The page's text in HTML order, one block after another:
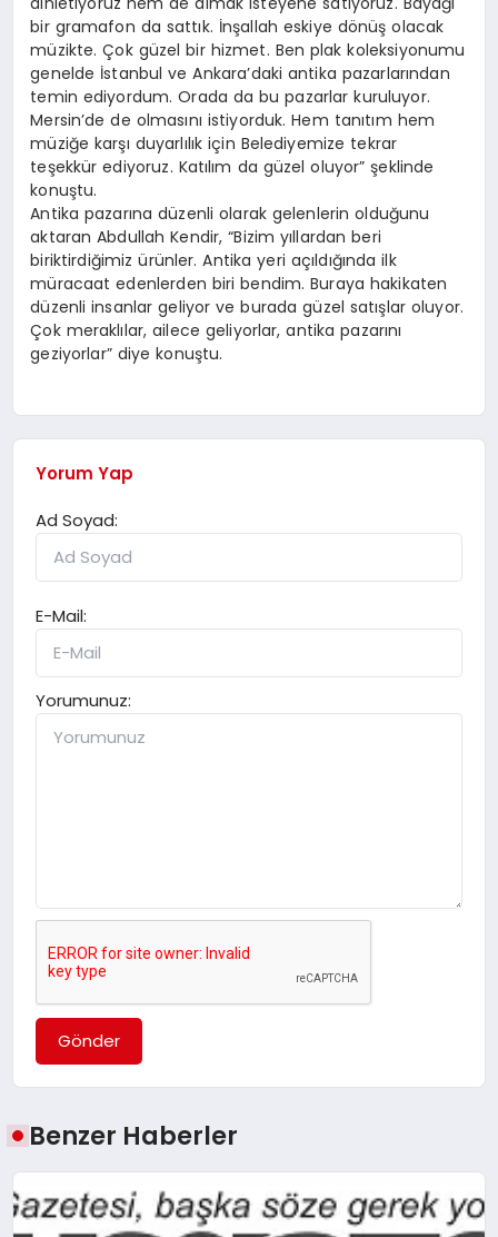
bir gramafon da sattık. İnşallah eskiye dönüş olacak
müzikte. Çok güzel bir hizmet. Ben plak koleksiyonumu
genelde İstanbul ve Ankara’daki antika pazarlarından
temin ediyordum. Orada da bu pazarlar kuruluyor.
Mersin’de de olmasını istiyorduk. Hem tanıtım hem
müziğe karşı duyarlılık için Belediyemize tekrar
teşekkür ediyoruz. Katılım da güzel oluyor” şeklinde
konuştu.
Antika pazarına düzenli olarak gelenlerin olduğunu
aktaran Abdullah Kendir, “Bizim yıllardan beri
biriktirdiğimiz ürünler. Antika yeri açıldığında ilk
müracaat edenlerden biri bendim. Buraya hakikaten
düzenli insanlar geliyor ve burada güzel satışlar oluyor.
Çok meraklılar, ailece geliyorlar, antika pazarını
geziyorlar” diye konuştu.
Yorum Yap
Ad Soyad:
E-Mail:
Yorumunuz:
Gönder
Benzer Haberler